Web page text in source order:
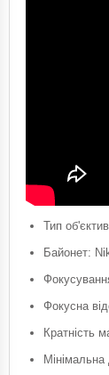
Тип
Байонет:
Фокусна
Кратність